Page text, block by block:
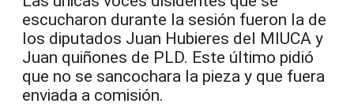
escucharon durante la sesión fueron la de
los diputados Juan Hubieres del MIUCA y
Juan quiñones de PLD. Este último pidió
que no se sancochara la pieza y que fuera
enviada a comisión.